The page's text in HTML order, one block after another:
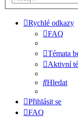
Rychlé odkazy
FAQ
Témata
Aktivní
Hledat
Přihlásit se
FAQ